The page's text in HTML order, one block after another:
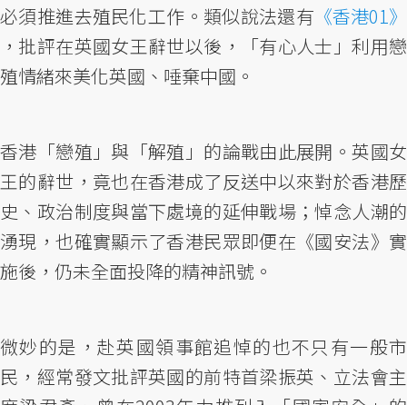
必須推進去殖民化工作。類似說法還有 《香港01》
，批評在英國女王辭世以後，「有心人士」利用戀
殖情緒來美化英國、唾棄中國。
香港「戀殖」與「解殖」的論戰由此展開。英國女
王的辭世，竟也在香港成了反送中以來對於香港歷
史、政治制度與當下處境的延伸戰場；悼念人潮的
湧現，也確實顯示了香港民眾即便在《國安法》實
施後，仍未全面投降的精神訊號。
微妙的是，赴英國領事館追悼的也不只有一般市
民，經常發文批評英國的前特首梁振英、立法會主